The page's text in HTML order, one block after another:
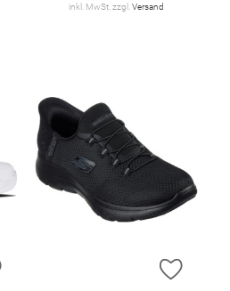
inkl. MwSt. zzgl. Versand
ZUR WUNSCHLISTE HINZUFÜGEN
ZUR